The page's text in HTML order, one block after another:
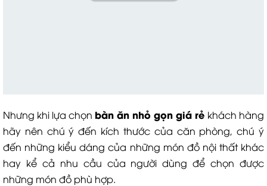
Nhưng khi lựa chọn bàn ăn nhỏ gọn giá rẻ khách hàng
hãy nên chú ý đến kích thước của căn phòng, chú ý
đến những kiểu dáng của những món đồ nội thất khác
hay kể cả nhu cầu của người dùng để chọn được
những món đồ phù hợp.